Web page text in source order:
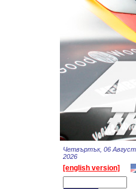
Четвъртък, 06 Август
2026
[english version]